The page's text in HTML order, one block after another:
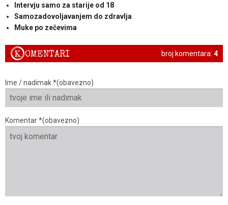
Intervju samo za starije od 18
Samozadovoljavanjem do zdravlja
Muke po zečevima
broj komentara: 4
KOMENTARI
Ime / nadimak *(obavezno)
Komentar *(obavezno)